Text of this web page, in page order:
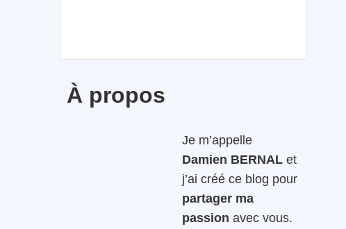
À propos
Je m’appelle
Damien BERNAL et
j’ai créé ce blog pour
partager ma
passion avec vous.